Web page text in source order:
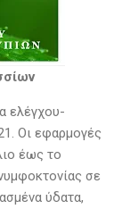
ελέγχου-
Οι εφαρμογές
έως το
σε
ύδατα,